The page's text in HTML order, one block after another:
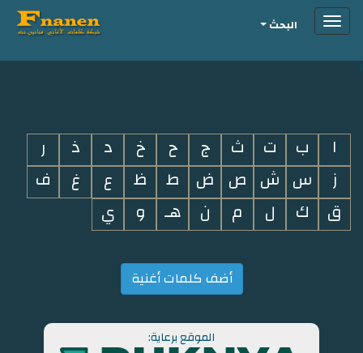
i
Toggleالبحث
ا ب ت ث ج ح خ د ذ
ر
ز
س ش ص ض ط ظ ع غ
ف
ق
ك ل م ن هـ و ي
أضف كلمات أغنية
الموقع برعاية: